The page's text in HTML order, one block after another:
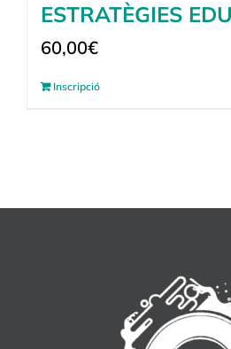
ESTRATÈGIES
60,00€
Inscripció